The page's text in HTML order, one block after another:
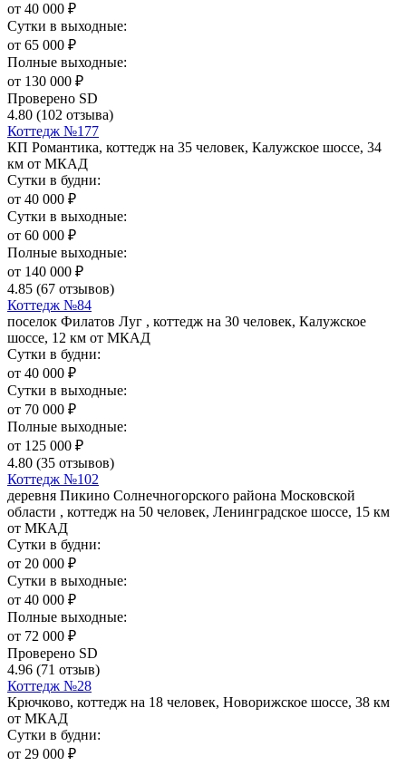
от 40 000 ₽
Сутки в выходные:
от 65 000 ₽
Полные выходные:
от 130 000 ₽
Проверено SD
4.80 (102 отзыва)
Коттедж №177
КП Романтика, коттедж на 35 человек, Калужское шоссе, 34
км от МКАД
Сутки в будни:
от 40 000 ₽
Сутки в выходные:
от 60 000 ₽
Полные выходные:
от 140 000 ₽
4.85 (67 отзывов)
Коттедж №84
поселок Филатов Луг , коттедж на 30 человек, Калужское
шоссе, 12 км от МКАД
Сутки в будни:
от 40 000 ₽
Сутки в выходные:
от 70 000 ₽
Полные выходные:
от 125 000 ₽
4.80 (35 отзывов)
Коттедж №102
деревня Пикино Солнечногорского района Московской
области , коттедж на 50 человек, Ленинградское шоссе, 15 км
от МКАД
Сутки в будни:
от 20 000 ₽
Сутки в выходные:
от 40 000 ₽
Полные выходные:
от 72 000 ₽
Проверено SD
4.96 (71 отзыв)
Коттедж №28
Крючково, коттедж на 18 человек, Новорижское шоссе, 38 км
от МКАД
Сутки в будни:
от 29 000 ₽